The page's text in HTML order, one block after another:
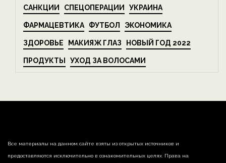
САНКЦИИ СПЕЦОПЕРАЦИИ УКРАИНА
ФАРМАЦЕВТИКА ФУТБОЛ ЭКОНОМИКА
ЗДОРОВЬЕ МАКИЯЖ ГЛАЗ НОВЫЙ ГОД 2022
ПРОДУКТЫ УХОД ЗА ВОЛОСАМИ
Все материалы на данном сайте взяты из открытых источников и
предоставляются исключительно в ознакомительных целях. Права на